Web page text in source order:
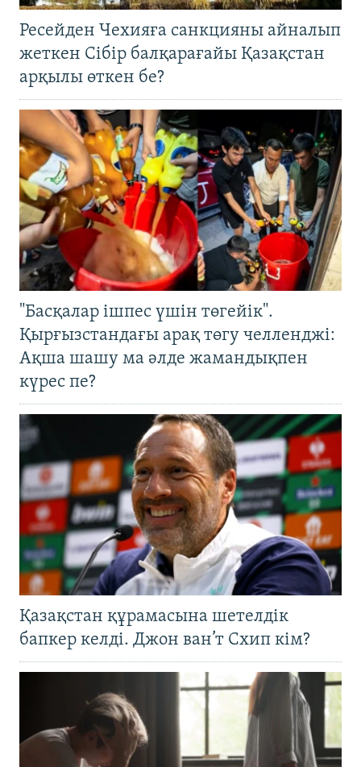
Ресейден Чехияға санкцияны айналып
жеткен Сібір балқарағайы Қазақстан
арқылы өткен бе?
"Басқалар ішпес үшін төгейік".
Қырғызстандағы арақ төгу челленджі:
Ақша шашу ма әлде жамандықпен
күрес пе?
Қазақстан құрамасына шетелдік
бапкер келді. Джон ван’т Схип кім?